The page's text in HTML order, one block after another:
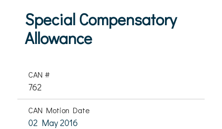
Special Compensatory
Allowance
CAN #
762
CAN Motion Date
02 May 2016